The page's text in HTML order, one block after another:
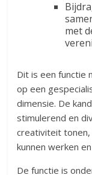
met
Dit is een functie
op een
dimensie. De
stimulerend en
creativiteit
kunnen werken
De functie is